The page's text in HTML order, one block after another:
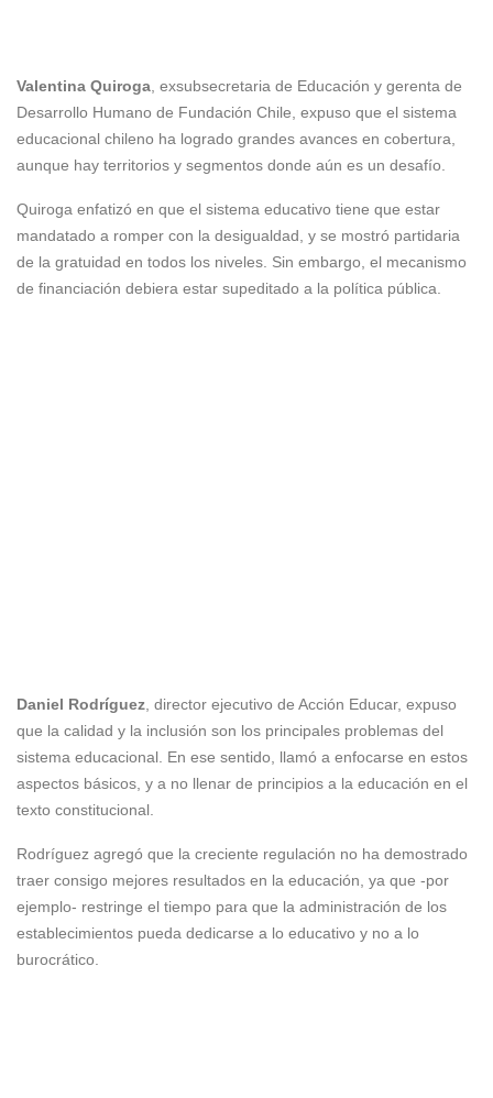
Valentina Quiroga, exsubsecretaria de Educación y gerenta de
Desarrollo Humano de Fundación Chile, expuso que el sistema
educacional chileno ha logrado grandes avances en cobertura,
aunque hay territorios y segmentos donde aún es un desafío.
Quiroga enfatizó en que el sistema educativo tiene que estar
mandatado a romper con la desigualdad, y se mostró partidaria
de la gratuidad en todos los niveles. Sin embargo, el mecanismo
de financiación debiera estar supeditado a la política pública.
Daniel Rodríguez, director ejecutivo de Acción Educar, expuso
que la calidad y la inclusión son los principales problemas del
sistema educacional. En ese sentido, llamó a enfocarse en estos
aspectos básicos, y a no llenar de principios a la educación en el
texto constitucional.
Rodríguez agregó que la creciente regulación no ha demostrado
traer consigo mejores resultados en la educación, ya que -por
ejemplo- restringe el tiempo para que la administración de los
establecimientos pueda dedicarse a lo educativo y no a lo
burocrático.